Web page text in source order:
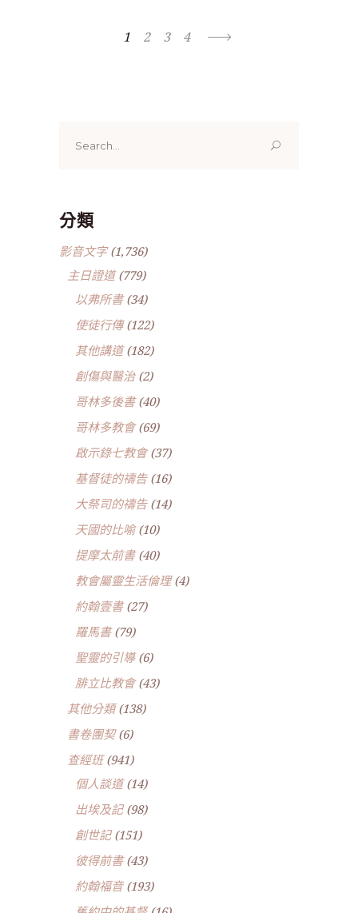
1 2 3 4
for:
分類
影音文字(1,736)
主日證道(779)
以弗所書(34)
使徒行傳(122)
其他講道(182)
創傷與醫治(2)
哥林多後書(40)
哥林多教會(69)
啟示錄七教會(37)
基督徒的禱告(16)
大祭司的禱告(14)
天國的比喻(10)
提摩太前書(40)
教會屬靈生活倫理(4)
約翰壹書(27)
羅馬書(79)
聖靈的引導(6)
腓立比教會(43)
其他分類(138)
書卷團契(6)
查經班(941)
個人談道(14)
出埃及記(98)
創世記(151)
彼得前書(43)
約翰福音(193)